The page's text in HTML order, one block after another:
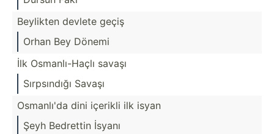
Beylikten devlete geçiş
Orhan Bey Dönemi
İlk Osmanl­ı-Haçlı savaşı
Sırpsı­ndığı Savaşı
Osmanlı'da dini içerikli ilk isyan
Şeyh Bedrettin İsyanı